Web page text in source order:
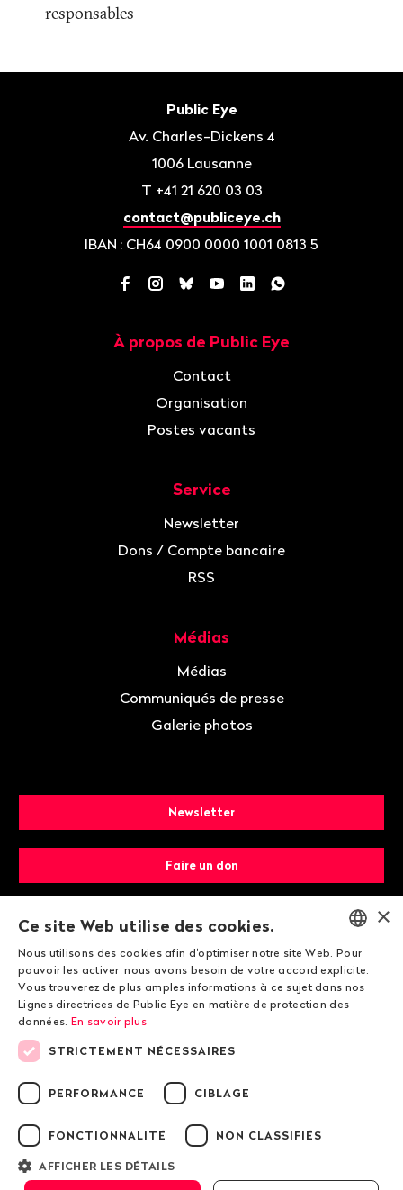
responsables
Public Eye
Av. Charles-Dickens 4
1006 Lausanne
T +41 21 620 03 03
contact@publiceye.ch
IBAN : CH64 0900 0000 1001 0813 5
Facebook
Instagram
BlueskyYouTube
LinkedInWhatsApp
À propos de Public Eye
Contact
Organisation
Postes vacants
Service
Newsletter
Dons / Compte bancaire
RSS
Médias
Médias
Communiqués de presse
Galerie photos
Newsletter
Faire un don
Devenir membre
© 2026 Public Eye
Mentions légales
Lignes directrices de Public Eye en matière de
protection des données
ENGLISH
DEUTSCH
×
Ce site Web utilise des cookies.
Nous utilisons des cookies afin d'optimiser notre site Web. Pour
pouvoir les activer, nous avons besoin de votre accord explicite.
Vous trouverez de plus amples informations à ce sujet dans nos
Lignes directrices de Public Eye en matière de protection des
données. En savoir plus
STRICTEMENT NÉCESSAIRES
PERFORMANCE CIBLAGE
FONCTIONNALITÉ NON CLASSIFIÉS
AFFICHER LES DÉTAILS